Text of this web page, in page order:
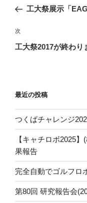
ナ
ビ
ゲ
ン
去
投
稿
工大祭展示「
次
の
次
工大祭2017が終わり
最近の投稿
つくばチャレンジ
【キャチロボ2025
果報告
完全自動でゴルフロ
第80回 研究報告会